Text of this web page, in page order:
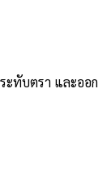
ะทับตรา และออก